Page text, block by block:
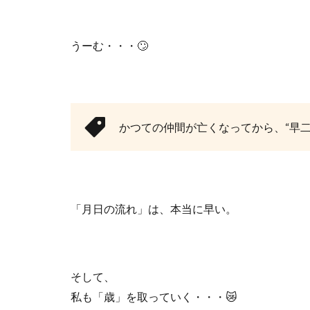
うーむ・・・🙄
かつての仲間が亡くなってから、“早二
「月日の流れ」は、本当に早い。
そして、
私も「歳」を取っていく・・・😿